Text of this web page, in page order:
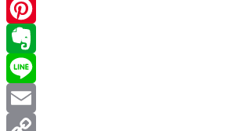
X
Pinterest
Evernote
Line
Email